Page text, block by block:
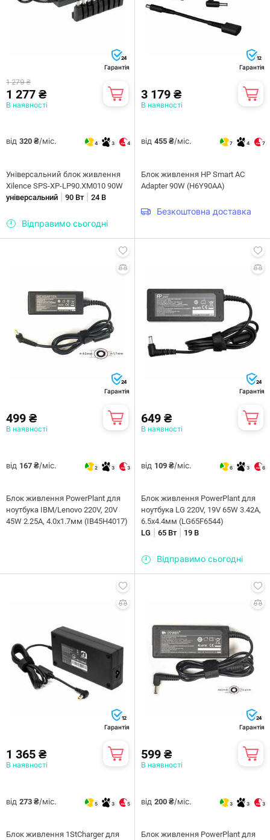
24
Гарантія
1 279 ₴
1 277 ₴
В наявності
від 320 ₴/міс. 4 3 4
Універсальний блок живлення
Xilence SPS-XP-LP90.XM010 90W
універсальний
90 Вт| 24 В
Відправимо сьогодні
12
Гарантія
3 179 ₴
В наявності
від 455 ₴/міс. 7 4 7
Блок живлення HP Smart AC
Adapter 90W (H6Y90AA)
Безкоштовна доставка
24
Гарантія
499 ₴
В наявності
від 167 ₴/міс. 2 3 3
Блок живлення PowerPlant для
ноутбука IBM/Lenovo 220V, 20V
45W 2.25A, 4.0х1.7мм (IB45H4017)
24
Гарантія
649 ₴
В наявності
від 109 ₴/міс. 6 3 6
Блок живлення PowerPlant для
ноутбука LG 220V, 19V 65W 3.42A,
6.5х4.4мм (LG65F6544)
LG
65 Вт| 19 В
Відправимо сьогодні
12
Гарантія
1 365 ₴
В наявності
від 273 ₴/міс. 5 3 5
Блок живлення 1StCharger для
24
Гарантія
599 ₴
В наявності
від 200 ₴/міс. 3 3 3
Блок живлення PowerPlant для